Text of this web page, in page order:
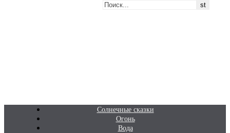
Солнечные сказки
Огонь
Вода